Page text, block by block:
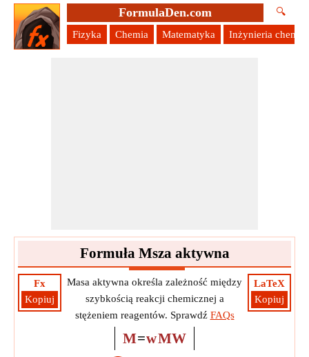
FormulaDen.com 🔍
Fizyka Chemia Matematyka Inżynieria
Formuła Msza aktywna
Fx
Kopiuj
LaTeX
Kopiuj
Masa aktywna określa zależność między
szybkością reakcji chemicznej a
stężeniem reagentów. Sprawdź FAQs
M=wMW